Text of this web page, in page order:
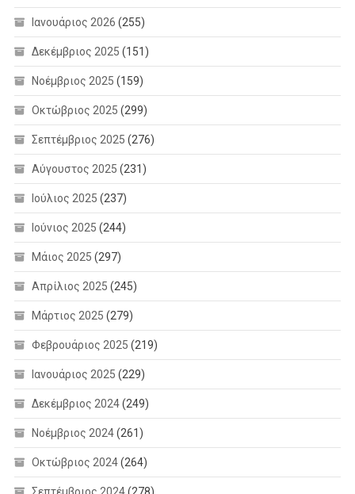
Ιανουάριος 2026 (255)
Δεκέμβριος 2025 (151)
Νοέμβριος 2025 (159)
Οκτώβριος 2025 (299)
Σεπτέμβριος 2025 (276)
Αύγουστος 2025 (231)
Ιούλιος 2025 (237)
Ιούνιος 2025 (244)
Μάιος 2025 (297)
Απρίλιος 2025 (245)
Μάρτιος 2025 (279)
Φεβρουάριος 2025 (219)
Ιανουάριος 2025 (229)
Δεκέμβριος 2024(249)
Νοέμβριος 2024(261)
Οκτώβριος 2024(264)
Σεπτέμβριος 2024(278)